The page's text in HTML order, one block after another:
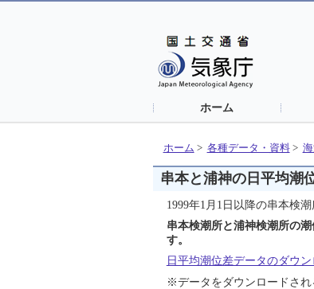
ホーム
ホーム > 各種データ・資料>
串本と浦神の日平均潮
1999年1月1日以降の串本検
串本検潮所と浦神検潮所の
す。
日平均潮位差データのダウ
※データをダウンロードされ